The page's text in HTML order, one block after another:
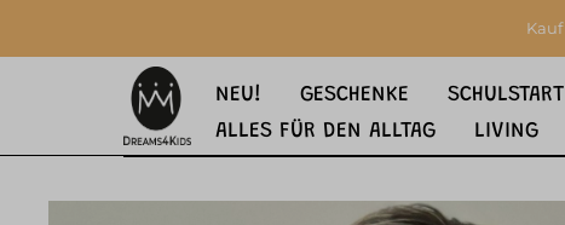
NEU! GESCHENKE SCHULSTART
ALLES FÜR DEN ALLTAG
LIVING